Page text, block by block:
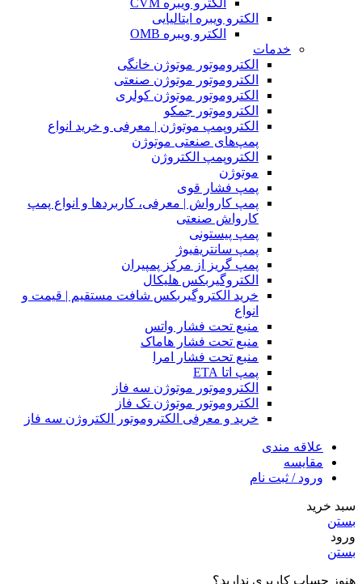
الکترو ویبره ایتالیایی
الکترو ویبره OMB
خدمات
الکتروموتور موتوژن خانگی
الکتروموتور موتوژن صنعتی
الکتروموتور موتوژن کولری
الکتروموتور جمکو
الکتروپمپ موتوژن | معرفی و خرید انواع
پمپ‌های صنعتی موتوژن
الکتروپمپ الکتروژن
موتوژن
پمپ فشار قوی
پمپ کارواش | معرفی، کاربردها و انواع پمپ
کارواش صنعتی
پمپ پیستونی
پمپ سانتریفیوژ
پمپ گریز از مرکز پمپیران
الکتروگیربکس هلیکال
خرید الکتروگیربکس شافت مستقیم | قیمت و
انواع
منبع تحت فشار واتس
منبع تحت فشار هاماک
منبع تحت فشار امرا
پمپ اتا ETA
الکتروموتور موتوژن سه فاز
الکتروموتور موتوژن تک فاز
خرید و معرفی الکتروموتور الکتروژن سه فاز
علاقه مندی
مقایسه
ورود / ثبت نام
سبد خرید
بستن
ورود
بستن
هنوز حساب کاربری ندارید؟